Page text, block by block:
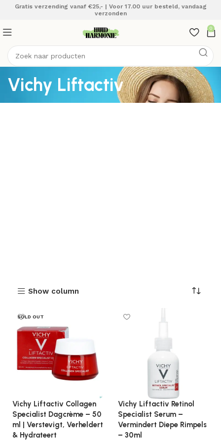
Gratis verzending vanaf €25,- | Voor 17.00 uur besteld, vandaag
verzonden
0
Vichy Liftactiv
Show column
SOLD OUT
Vichy Liftactiv Collagen
Specialist Dagcrème – 50
ml | Verstevigt, Verheldert
& Hydrateert
Vichy Liftactiv Retinol
Specialist Serum –
Vermindert Diepe Rimpels
– 30ml